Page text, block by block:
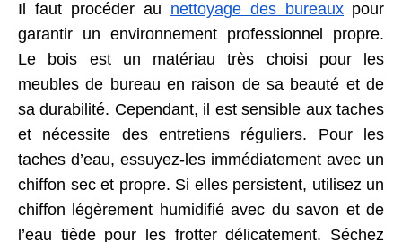
Il faut procéder au nettoyage des bureaux pour
garantir un environnement professionnel propre.
Le bois est un matériau très choisi pour les
meubles de bureau en raison de sa beauté et de
sa durabilité. Cependant, il est sensible aux taches
et nécessite desentretiens réguliers. Pour les
taches d’eau, essuyez-les immédiatement avec un
chiffon sec et propre. Si elles persistent, utilisez un
chiffon légèrement humidifié avec du savon et de
l’eau tiède pour les frotter délicatement. Séchez